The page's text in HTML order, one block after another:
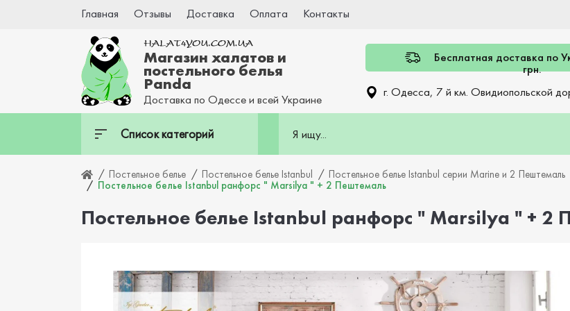
Главная Отзывы Доставка Оплата Контакты
Магазин халатов и
постельного белья
Panda
Доставка по Одессе и всей Украине
Бесплатная доставка по
грн.
г. Одесса, 7 й км. Овидиопольской
Список категорий
Постельное белье Постельное белье Istanbul
Постельное белье Istanbul серии Marine и 2 Пештемаль
Постельное белье Istanbul ранфорс " Marsilya " + 2 Пештемаль
Постельное белье Istanbul ранфорс " Marsilya " + 2